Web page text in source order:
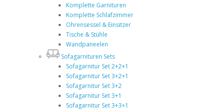
Komplette Garnituren
Komplette Schlafzimmer
Ohrensessel & Einsitzer
Tische & Stühle
Wandpaneelen
Sofagarnituren Sets
Sofagarnitur Set 2+2+1
Sofagarnitur Set 3+2+1
Sofagarnitur Set 3+2
Sofagarnitur Set 3+1
Sofagarnitur Set 3+3+1